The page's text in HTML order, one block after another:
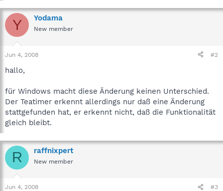
Y Yodama
New member
Jun 4, 2008 #2
hallo,
für Windows macht diese Änderung keinen Unterschied.
Der Teatimer erkennt allerdings nur daß eine Änderung
stattgefunden hat, er erkennt nicht, daß die Funktionalität
gleich bleibt.
R raffnixpert
New member
Jun 4, 2008 #3